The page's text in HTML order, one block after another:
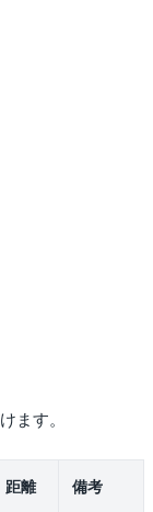
ます。
距離 備考